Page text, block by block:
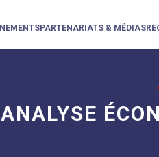
PARTENARIATS & MÉDIAS
ANALYSE